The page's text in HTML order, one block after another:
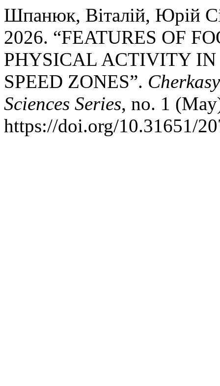
Шпанюк, Віталій, Юрій
2026. “FEATURES OF
PHYSICAL ACTIVITY
SPEED ZONES”.
Sciences Series, no. 1
https://doi.org/10.31651/